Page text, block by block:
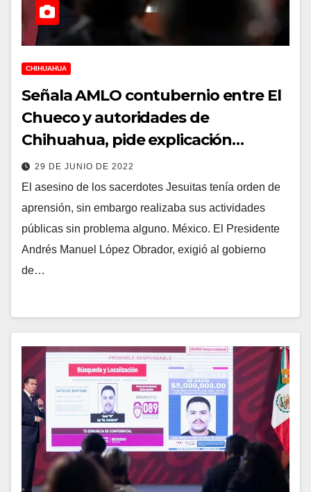
CHIHUAHUA
Señala AMLO contubernio entre El
Chueco y autoridades de
Chihuahua, pide explicación…
29 DE JUNIO DE 2022
El asesino de los sacerdotes Jesuitas tenía orden de
aprensión, sin embargo realizaba sus actividades
públicas sin problema alguno. México. El Presidente
Andrés Manuel López Obrador, exigió al gobierno
de…